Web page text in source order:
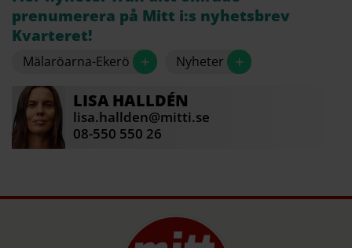
prenumerera på Mitt i:s nyhetsbrev
Kvarteret!
Mälaröarna-Ekerö + Nyheter +
LISA HALLDÉN
lisa.hallden@mitti.se
08-550 550 26